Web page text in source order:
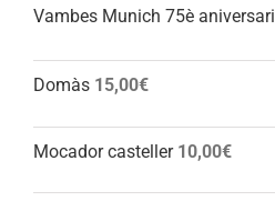
Vambes Munich 75è aniversari
Domàs 15,00€
Mocador casteller 10,00€